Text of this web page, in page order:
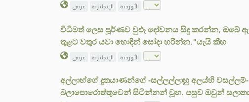
عربي الإنجليزية الأوردية
විධිමත් ලෙස පූර්ණව වුළූ දෝවනය සිදු කරන්න, ඔබේ
තුළට වතුර යවා හොඳින් සෝදා හරින්න."යැයි කීහ
عربي الإنجليزية الأوردية
අල්ලාහ්ගේ දූතයාණන්ගේ -සල්ලල්ලාහු අලය්හි
බලාපොරොත්තුවෙන් සිටින්නන් වූහ. පසුව ඔවුන්